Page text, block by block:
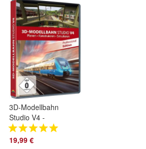
3D-Modellbahn
Studio V4 -
Professional Edition
- PC Download
19,99 €